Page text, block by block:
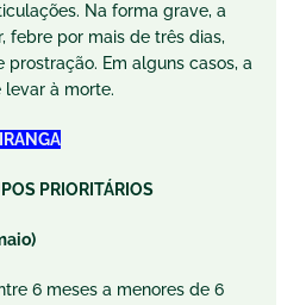
Na forma grave, a
febre por mais de três dias,
prostração. Em alguns casos, a
à morte.
PRIORITÁRIOS
6 meses a menores de 6